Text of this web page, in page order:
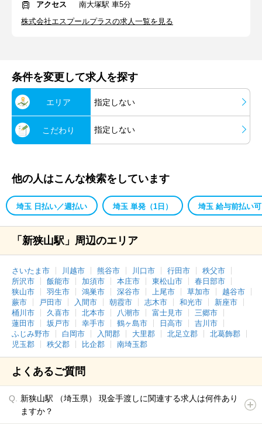
アクセス
南大塚駅 車5分
株式会社エスプールプラスの求人一覧を見る
条件を変更して求人を探す
エリア 指定しない
こだわり 指定しない
他の人はこんな検索をしています
埼玉 日払い／週払い 埼玉 単発（1日） 埼玉 給与前払い可
「新狭山駅」周辺のエリア
さいたま市 川越市 熊谷市 川口市 行田市
秩父市
所沢市
飯能市 加須市 本庄市 東松山市
春日部市
狭山市
羽生市 鴻巣市 深谷市 上尾市 草加市
越谷市
蕨市
戸田市 入間市 朝霞市 志木市 和光市
新座市
桶川市
久喜市 北本市 八潮市 富士見市
三郷市
蓮田市
坂戸市 幸手市 鶴ヶ島市 日高市
吉川市
ふじみ野市
白岡市 入間郡 大里郡 北足立郡
北葛飾郡
児玉郡
秩父郡 比企郡 南埼玉郡
よくあるご質問
新狭山駅 （埼玉県） 現金手渡しに関連する求人は何件あり
ますか？